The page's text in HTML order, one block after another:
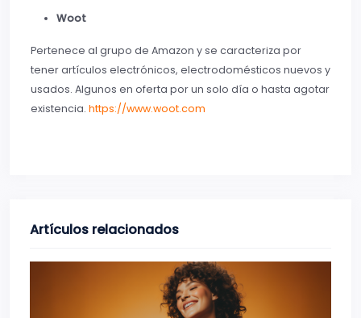
Woot
Pertenece al grupo de Amazon y se caracteriza por
tener artículos electrónicos, electrodomésticos nuevos y
usados. Algunos en oferta por un solo día o hasta agotar
existencia. https://www.woot.com
Artículos relacionados